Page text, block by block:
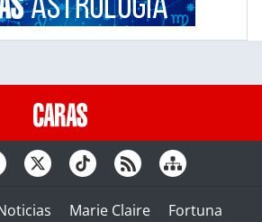
Marie Claire
Fortuna